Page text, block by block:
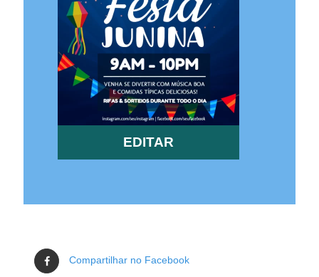
EDITAR
Compartilhar no Facebook